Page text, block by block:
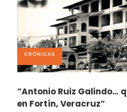
CRÓNICAS
”Antonio Ruiz Galindo…
en Fortín, Veracruz”